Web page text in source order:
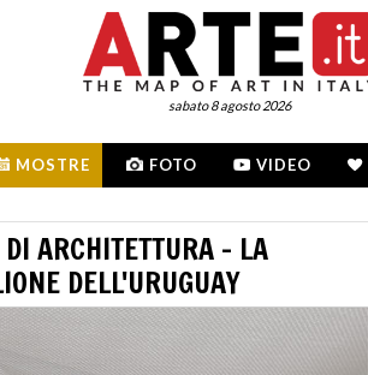
sabato 8 agosto 2026
MOSTRE FOTO VIDEO
ARCHITETTURA – LA
DELL'URUGUAY